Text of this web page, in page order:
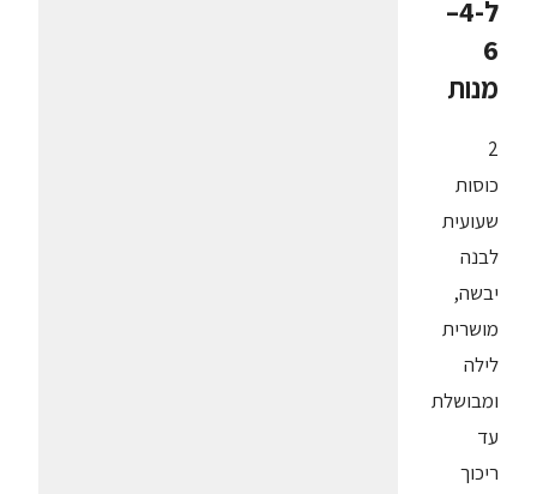
ל-4–
6
מנות
2
כוסות
שעועית
לבנה
יבשה,
מושרית
לילה
ומבושלת
עד
ריכוך